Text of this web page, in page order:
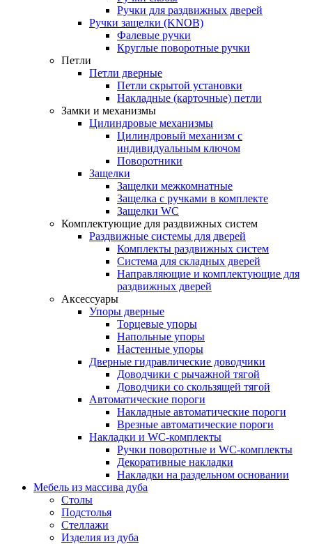
Ручки для раздвижных дверей
Ручки защелки (KNOB)
Фалевые ручки
Круглые поворотные ручки
Петли
Петли дверные
Петли скрытой установки
Накладные (карточные) петли
Замки и механизмы
Цилиндровые механизмы
Цилиндровый механизм с
индивидуальным ключом
Поворотники
Защелки
Защелки межкомнатные
Защелка с ручками в комплекте
Защелки WC
Комплектующие для раздвижных систем
Раздвижные системы для дверей
Комплекты раздвижных систем
Система для складных дверей
Направляющие и комплектующие для
раздвижных дверей
Аксессуары
Упоры дверные
Торцевые упоры
Напольные упоры
Настенные упоры
Дверные гидравлические доводчики
Доводчики с рычажной тягой
Доводчики со скользящей тягой
Автоматические пороги
Накладные автоматические пороги
Врезные автоматические пороги
Накладки и WC-комплекты
Ручки поворотные и WC-комплекты
Декоративные накладки
Накладки на раздельном основании
Мебель из массива дуба
Столы
Подстолья
Стеллажи
Изделия из дуба